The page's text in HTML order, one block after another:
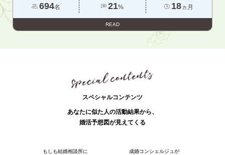
694名 21% 18ヵ月
READ
スペシャルコンテンツ
あなたに似た人の活動結果から、
婚活予想図が見えてくる
もしも結婚相談所に
成婚コンシェルジュが